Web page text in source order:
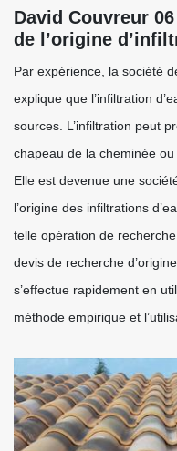
David Couvreur
de l’origine
Par expérience, la société
explique que l’infiltration
sources. L’infiltration peut
chapeau de la cheminée
Elle est devenue une
l’origine des infiltrations
telle opération de
devis de recherche
s’effectue rapidement en
méthode empirique et